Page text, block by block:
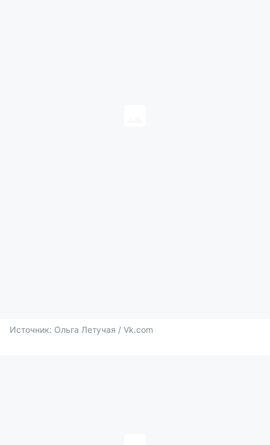
Источник: Ольга Летучая / Vk.com